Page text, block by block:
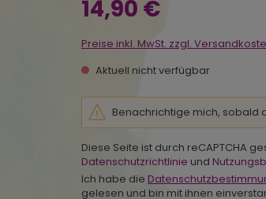
14,90 €
Preise inkl. MwSt. zzgl.
Aktuell nicht verfügbar
Benachrichtige mich, sobald
Diese Seite ist durch reCAPTCHA
Datenschutzrichtlinie und
Ich habe die
gelesen und bin mit ihnen